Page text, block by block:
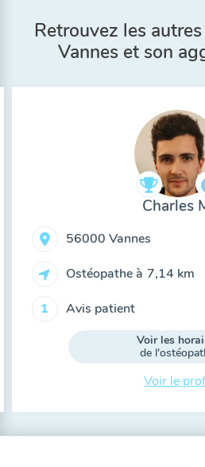
Retrouvez les
Vannes et son
Charles
56000 Vannes
Ostéopathe à 7,14 km
1 Avis patient
Voir les
de
Voir le